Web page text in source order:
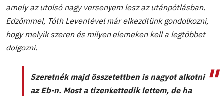
amely az utolsó nagy versenyem lesz az utánpótlásban.
Edzőmmel, Tóth Leventével már elkezdtünk gondolkozni,
hogy melyik szeren és milyen elemeken kell a legtöbbet
dolgozni.
Szeretnék majd összetettben is nagyot alkotni
az Eb-n. Most a tizenkettedik lettem, de ha